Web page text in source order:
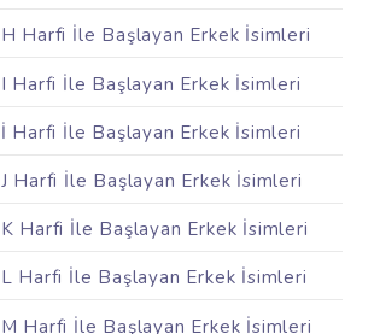
H Harfi İle Başlayan Erkek İsimleri
I Harfi İle Başlayan Erkek İsimleri
İ Harfi İle Başlayan Erkek İsimleri
J Harfi İle Başlayan Erkek İsimleri
K Harfi İle Başlayan Erkek İsimleri
L Harfi İle Başlayan Erkek İsimleri
M Harfi İle Başlayan Erkek İsimleri